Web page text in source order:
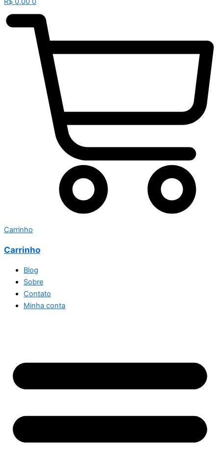
Carrinho
Carrinho
Blog
Sobre
Contato
Minha conta